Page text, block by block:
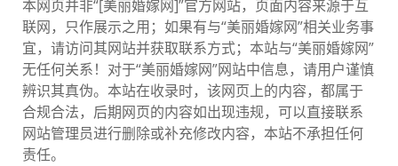
本网页并非“[美丽婚嫁网]”官方网站，页面内容来源于互
联网，只作展示之用；如果有与“美丽婚嫁网”相关业务事
宜，请访问其网站并获取联系方式；本站与“美丽婚嫁网”
无任何关系！对于“美丽婚嫁网”网站中信息，请用户谨慎
辨识其真伪。本站在收录时，该网页上的内容，都属于
合规合法，后期网页的内容如出现违规，可以直接联系
网站管理员进行删除或补充修改内容，本站不承担任何
责任。